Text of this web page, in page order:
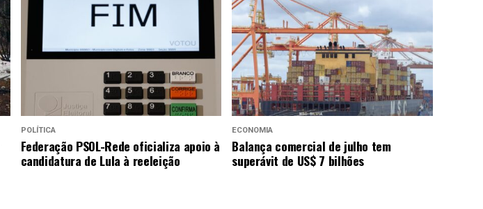
POLÍTICA
Federação PSOL-Rede oficializa apoio à
candidatura de Lula à reeleição
ECONOMIA
Balança comercial de julho tem
superávit de US$ 7 bilhões